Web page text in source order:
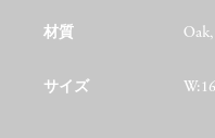
材質 Oak,
サイズ